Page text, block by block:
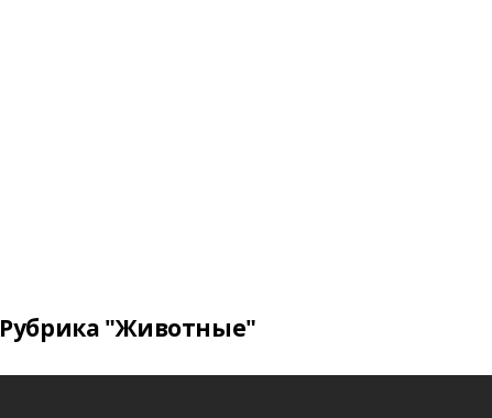
Рубрика "Животные"